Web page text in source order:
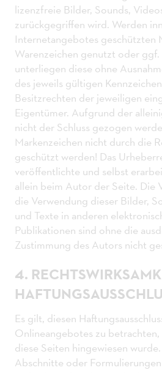
lizenzfreie Bilder, Sounds,
zurückgegriffen wird. Werden
Internetangebotes geschützten
Warenzeichen genutzt oder
unterliegen diese ohne
des jeweils gültigen
Besitzrechten der jeweiligen
Eigentümer. Aufgrund der
nicht der Schluss gezogen
Markenzeichen nicht durch die
geschützt werden! Das
veröffentlichte und selbst
allein beim Autor der Seite. Die
die Verwendung dieser Bilder,
und Texte in anderen
Publikationen sind ohne die
Zustimmung des Autors nicht
4.
Es gilt, diesen
Onlineangebotes zu betrachten,
diese Seiten hingewiesen
Abschnitte oder